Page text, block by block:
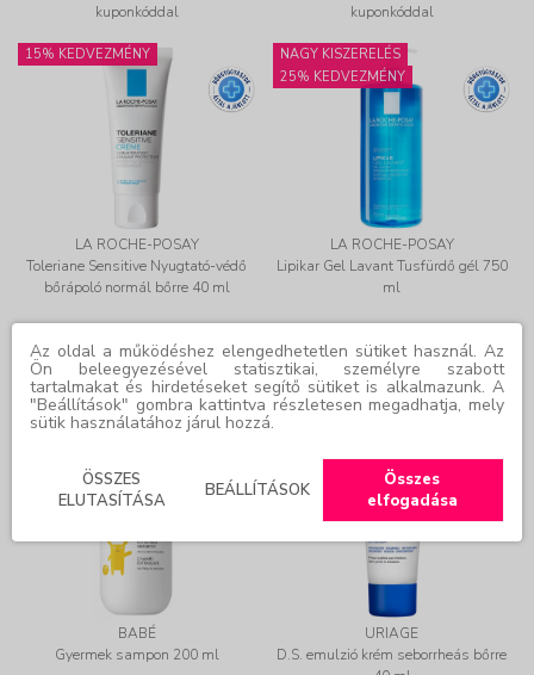
kuponkóddal
kuponkóddal
15% KEDVEZMÉNY
LA ROCHE-POSAY
Toleriane Sensitive Nyugtató-védő
bőrápoló normál bőrre 40 ml
7.298 Fta(z)LRP10
kuponkóddal
NAGY KISZERELÉS
25% KEDVEZMÉNY
LA ROCHE-POSAY
Lipikar Gel Lavant Tusfürdő gél 750
ml
4.523 Fta(z) LRP10
kuponkóddal
NÉPSZERŰ
BABÉ
Gyermek sampon 200 ml
URIAGE
D.S. emulzió krém seborrheás bőrre
Az oldal a működéshez elengedhetetlen sütiket használ. Az
Ön beleegyezésével statisztikai, személyre szabott
tartalmakat és hirdetéseket segítő sütiket is alkalmazunk. A
"Beállítások" gombra kattintva részletesen megadhatja, mely
sütik használatához járul hozzá.
ÖSSZES
ELUTASÍTÁSA
BEÁLLÍTÁSOK
Összes
elfogadása